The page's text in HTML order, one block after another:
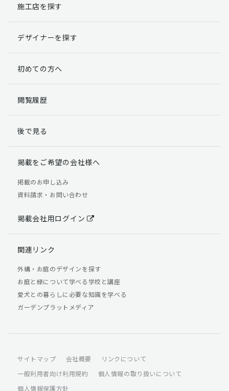
施工店を探す
デザイナーを探す
初めての方へ
閲覧履歴
後で見る
掲載をご希望の会社様へ
掲載のお申し込み
資料請求・お問い合わせ
掲載会社用ログイン
関連リンク
外構・お庭のデザインを探す
お庭と緑について学べる学校と講座
愛犬との暮らしに必要な知識を学べる
ガーデンプラットメディア
サイトマップ 会社概要
リンクについて
一般利用者向け利用規約
個人情報の取り扱いについて
個人情報保護方針